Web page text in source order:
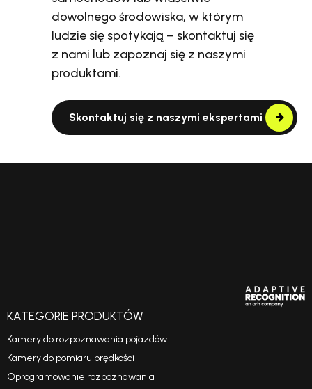
dowolnego środowiska, w którym
ludzie się spotykają – skontaktuj się
z nami lub zapoznaj się z naszymi
produktami.
Skontaktuj się z naszymi ekspertami
KATEGORIE PRODUKTÓW
Kamery do rozpoznawania pojazdów
Kamery do pomiaru prędkości
Oprogramowanie rozpoznawania